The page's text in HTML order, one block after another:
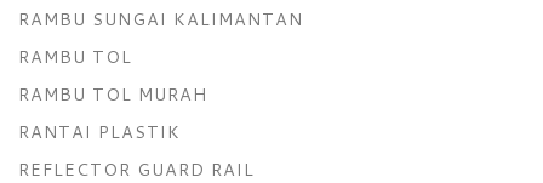
RAMBU SUNGAI KALIMANTAN
RAMBU TOL
RAMBU TOL MURAH
RANTAI PLASTIK
REFLECTOR GUARD RAIL